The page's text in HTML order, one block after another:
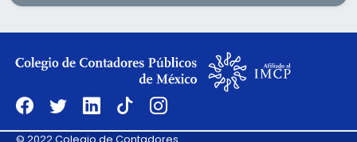
© 2022 Colegio de Contadores